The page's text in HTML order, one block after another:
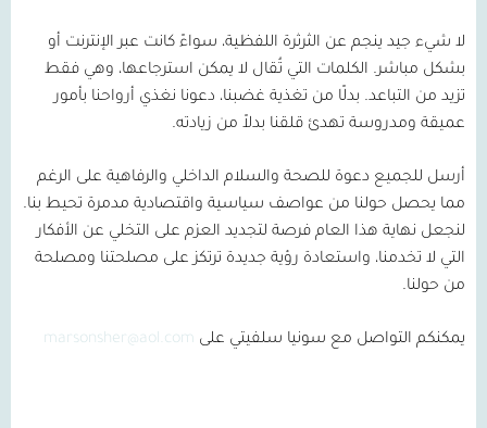
لا شيء جيد ينجم عن الثرثرة اللفظية، سواءً كانت عبر الإنترنت أو
بشكل مباشر. الكلمات التي تُقال لا يمكن استرجاعها، وهي فقط
تزيد من التباعد. بدلًا من تغذية غضبنا، دعونا نغذي أرواحنا بأمور
عميقة ومدروسة تهدئ قلقنا بدلاً من زيادته.
أرسل للجميع دعوة للصحة والسلام الداخلي والرفاهية على الرغم
مما يحصل حولنا من عواصف سياسية واقتصادية مدمرة تحيط بنا.
لنجعل نهاية هذا العام فرصة لتجديد العزم على التخلي عن الأفكار
التي لا تخدمنا، واستعادة رؤية جديدة ترتكز على مصلحتنا ومصلحة
من حولنا.
يمكنكم التواصل مع سونيا سلفيتي على marsonsher@aol.com